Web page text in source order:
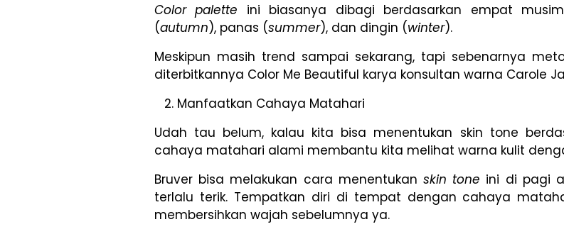
Color palette ini biasanya dibagi berdasarkan empat
(autumn), panas (summer), dan dingin (winter).
Meskipun masih trend sampai sekarang, tapi sebenarnya
diterbitkannya Color Me Beautiful karya konsultan warna Carole
Manfaatkan Cahaya Matahari
Udah tau belum, kalau kita bisa menentukan skin tone
cahaya matahari alami membantu kita melihat warna kulit
Bruver bisa melakukan cara menentukan skin tone ini di pagi
terlalu terik. Tempatkan diri di tempat dengan cahaya
membersihkan wajah sebelumnya ya.